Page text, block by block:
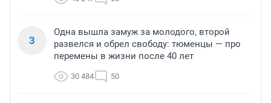
3
Одна вышла замуж за молодого, второй
развелся и обрел свободу: тюменцы — про
перемены в жизни после 40 лет
30 484 50